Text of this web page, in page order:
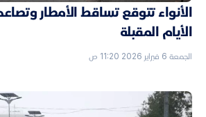
الأنواء تتوقع تساقط الأمطار
الأيام المقبلة
الجمعة 6 فبراير 2026 11:20 ص